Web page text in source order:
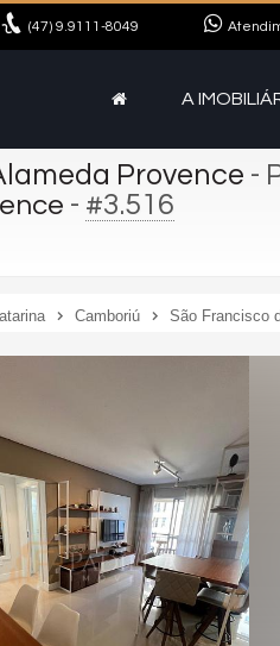
(47) 9.9111-8049
A
Provence -
- #3.516
Camboriú São Francisco